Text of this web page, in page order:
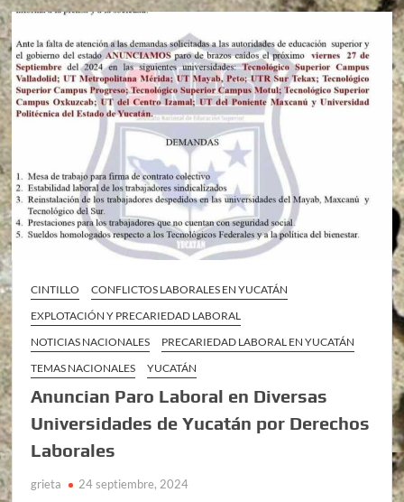
CINTILLO
CONFLICTOS LABORALES EN YUCATÁN
EXPLOTACIÓN Y PRECARIEDAD LABORAL
NOTICIAS NACIONALES
PRECARIEDAD LABORAL EN YUCATÁN
TEMAS NACIONALES
YUCATÁN
Anuncian Paro Laboral en Diversas
Universidades de Yucatán por Derechos
Laborales
grieta 24 septiembre, 2024